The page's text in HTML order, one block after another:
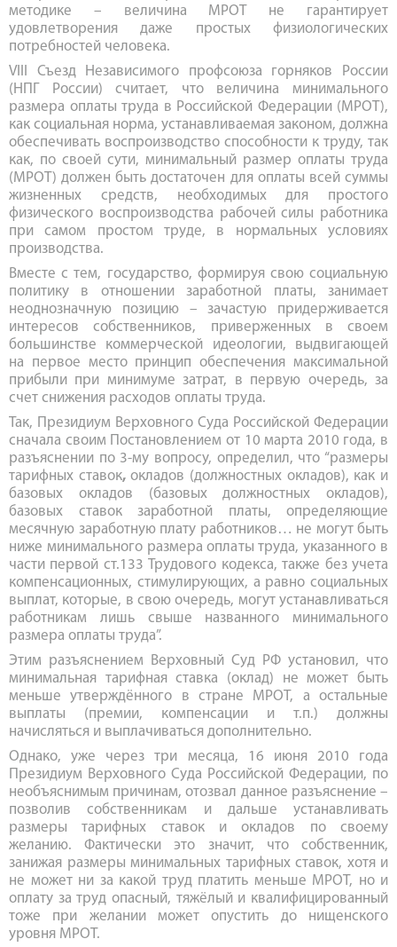
методике – величина МРОТ не гарантирует
удовлетворения даже простых физиологических
потребностей человека.
VIII Съезд Независимого профсоюза горняков России
(НПГ России) считает, что величина минимального
размера оплаты труда в Российской Федерации (МРОТ),
как социальная норма, устанавливаемая законом, должна
обеспечивать воспроизводство способности к труду, так
как, по своей сути, минимальный размер оплаты труда
(МРОТ) должен быть достаточен для оплаты всей суммы
жизненных средств, необходимых для простого
физического воспроизводства рабочей силы работника
при самом простом труде, в нормальных условиях
производства.
Вместе с тем, государство, формируя свою социальную
политику в отношении заработной платы, занимает
неоднозначную позицию – зачастую придерживается
интересов собственников, приверженных в своем
большинстве коммерческой идеологии, выдвигающей
на первое место принцип обеспечения максимальной
прибыли при минимуме затрат, в первую очередь, за
счет снижения расходов оплаты труда.
Так, Президиум Верховного Суда Российской Федерации
сначала своим Постановлением от 10 марта 2010 года, в
разъяснении по 3-му вопросу, определил, что “размеры
тарифных ставок,окладов (должностных окладов), как и
базовых окладов (базовых должностных окладов),
базовых ставок заработной платы, определяющие
месячную заработную плату работников… не могут быть
ниже минимального размера оплаты труда, указанного в
части первой ст.133 Трудового кодекса, также без учета
компенсационных, стимулирующих, а равно социальных
выплат, которые, в свою очередь, могут устанавливаться
работникам лишь свыше названного минимального
размера оплаты труда”.
Этим разъяснением Верховный Суд РФ установил, что
минимальная тарифная ставка (оклад) не может быть
меньше утверждённого в стране МРОТ, а остальные
выплаты (премии, компенсации и т.п.) должны
начисляться и выплачиваться дополнительно.
Однако, уже через три месяца, 16 июня 2010 года
Президиум Верховного Суда Российской Федерации, по
необъяснимым причинам, отозвал данное разъяснение –
позволив собственникам и дальше устанавливать
размеры тарифных ставок и окладов по своему
желанию. Фактически это значит, что собственник,
занижая размеры минимальных тарифных ставок, хотя и
не может ни за какой труд платить меньше МРОТ, но и
оплату за труд опасный, тяжёлый и квалифицированный
тоже при желании может опустить до нищенского
уровня МРОТ.